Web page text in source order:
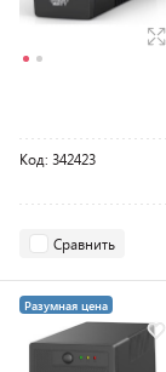
Код: 342423
Сравнить
Разумная цена